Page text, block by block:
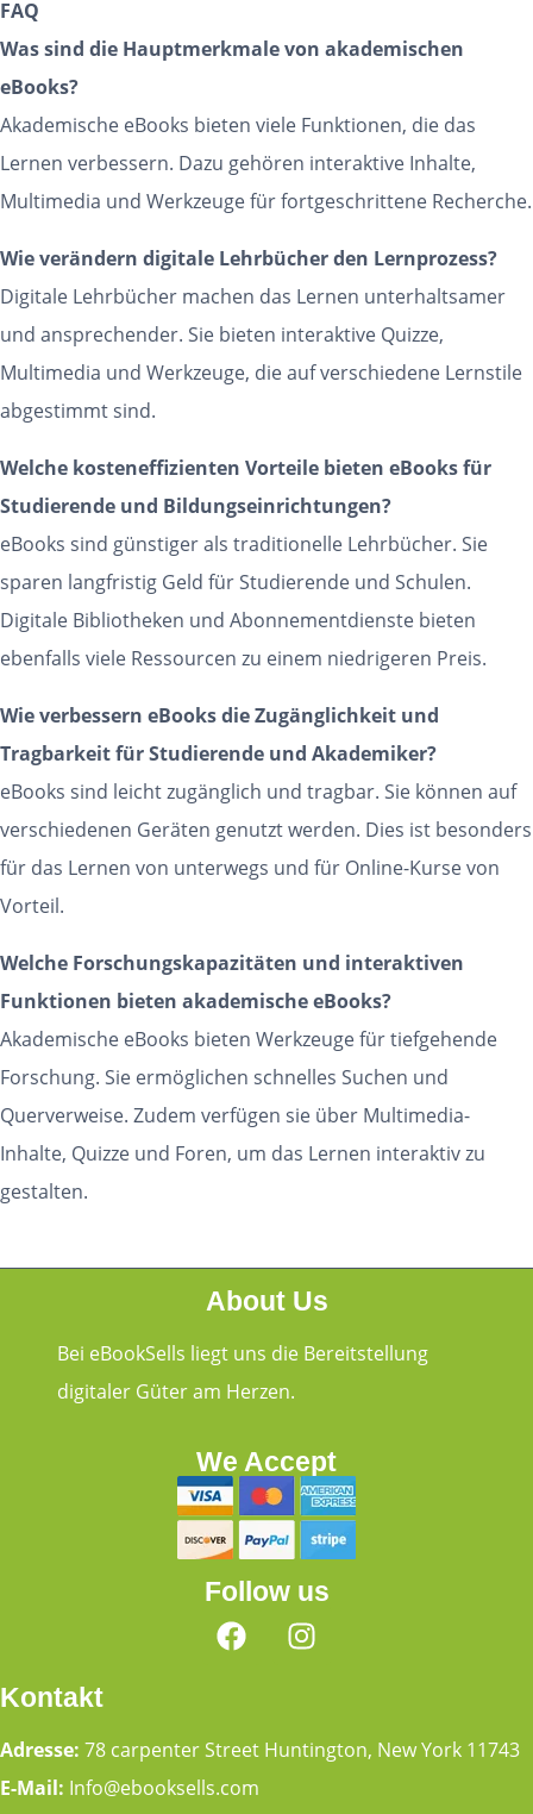
FAQ
Was sind die Hauptmerkmale von akademischen
eBooks?
Akademische eBooks bieten viele Funktionen, die das
Lernen verbessern. Dazu gehören interaktive Inhalte,
Multimedia und Werkzeuge für fortgeschrittene Recherche.
Wie verändern digitale Lehrbücher den Lernprozess?
Digitale Lehrbücher machen das Lernen unterhaltsamer
und ansprechender. Sie bieten interaktive Quizze,
Multimedia und Werkzeuge, die auf verschiedene Lernstile
abgestimmt sind.
Welche kosteneffizienten Vorteile bieten eBooks für
Studierende und Bildungseinrichtungen?
eBooks sind günstiger als traditionelle Lehrbücher. Sie
sparen langfristig Geld für Studierende und Schulen.
Digitale Bibliotheken und Abonnementdienste bieten
ebenfalls viele Ressourcen zu einem niedrigeren Preis.
Wie verbessern eBooks die Zugänglichkeit und
Tragbarkeit für Studierende und Akademiker?
eBooks sind leicht zugänglich und tragbar. Sie können auf
verschiedenen Geräten genutzt werden. Dies ist besonders
für das Lernen von unterwegs und für Online-Kurse von
Vorteil.
Welche Forschungskapazitäten und interaktiven
Funktionen bieten akademische eBooks?
Akademische eBooks bieten Werkzeuge für tiefgehende
Forschung. Sie ermöglichen schnelles Suchen und
Querverweise. Zudem verfügen sie über Multimedia-
Inhalte, Quizze und Foren, um das Lernen interaktiv zu
gestalten.
About Us
Bei eBookSells liegt uns die Bereitstellung
digitaler Güter am Herzen.
We Accept
Follow us
Kontakt
Adresse: 78 carpenter Street Huntington, New York 11743
E-Mail: Info@ebooksells.com